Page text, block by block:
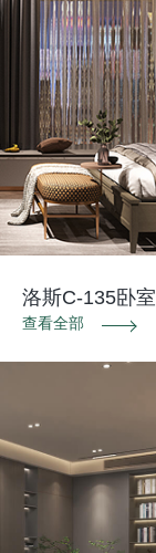
洛斯C-135卧室
查看全部